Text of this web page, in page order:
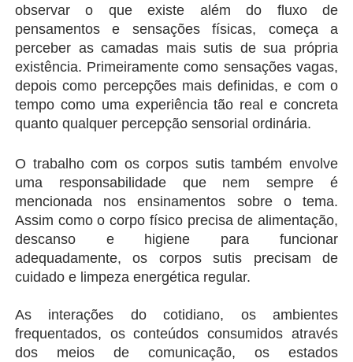
observar o que existe além do fluxo de
pensamentos e sensações físicas, começa a
perceber as camadas mais sutis de sua própria
existência. Primeiramente como sensações vagas,
depois como percepções mais definidas, e com o
tempo como uma experiência tão real e concreta
quanto qualquer percepção sensorial ordinária.
O trabalho com os corpos sutis também envolve
uma responsabilidade que nem sempre é
mencionada nos ensinamentos sobre o tema.
Assim como o corpo físico precisa de alimentação,
descanso e higiene para funcionar
adequadamente, os corpos sutis precisam de
cuidado e limpeza energética regular.
As interações do cotidiano, os ambientes
frequentados, os conteúdos consumidos através
dos meios de comunicação, os estados